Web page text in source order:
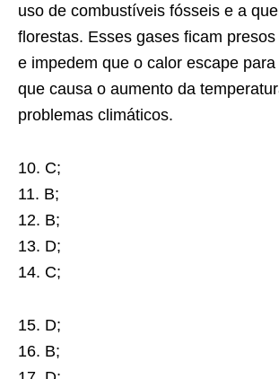
uso de combustíveis fósseis e a
florestas. Esses gases ficam presos
e impedem que o calor escape
que causa o aumento da
problemas climáticos.
10. C;
11. B;
12. B;
13. D;
14. C;
15. D;
16. B;